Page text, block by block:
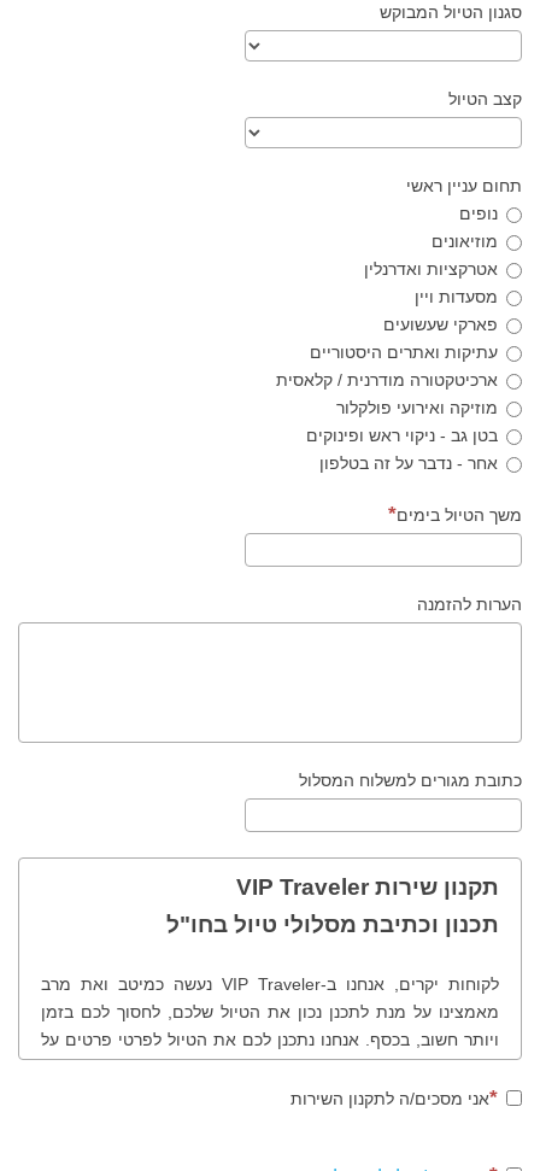
סגנון הטיול המבוקש
קצב הטיול
תחום עניין ראשי
נופים
מוזיאונים
אטרקציות ואדרנלין
מסעדות ויין
פארקי שעשועים
עתיקות ואתרים היסטוריים
ארכיטקטורה מודרנית / קלאסית
מוזיקה ואירועי פולקלור
בטן גב - ניקוי ראש ופינוקים
אחר - נדבר על זה בטלפון
משך הטיול בימים
הערות להזמנה
כתובת מגורים למשלוח המסלול
תקנון שירות VIP Traveler
תכנון וכתיבת מסלולי טיול בחו"ל
לקוחות יקרים, אנחנו ב-VIP Traveler נעשה כמיטב ואת מרב
מאמצינו על מנת לתכנן נכון את הטיול שלכם, לחסוך לכם בזמן
ויותר חשוב, בכסף. אנחנו נתכנן לכם את הטיול לפרטי פרטים על
במקומות שונים ולמעשה נכוון אתכם נכון בטיול שלכם. לנוחותכם
אני מסכים/ה לתקנון השירות